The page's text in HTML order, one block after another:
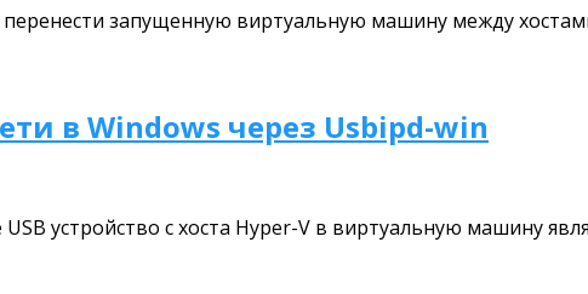
запущенную виртуальную машину между
в Windows через Usbipd-win
устройство с хоста Hyper-V в виртуальную машину